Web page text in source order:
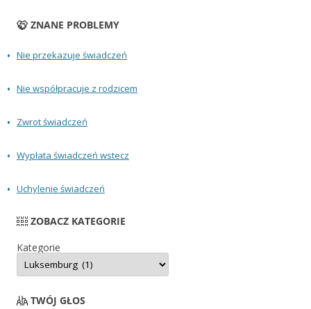
ZNANE PROBLEMY
Nie przekazuje świadczeń
Nie współpracuje z rodzicem
Zwrot świadczeń
Wypłata świadczeń wstecz
Uchylenie świadczeń
ZOBACZ KATEGORIE
Kategorie
TWÓJ GŁOS